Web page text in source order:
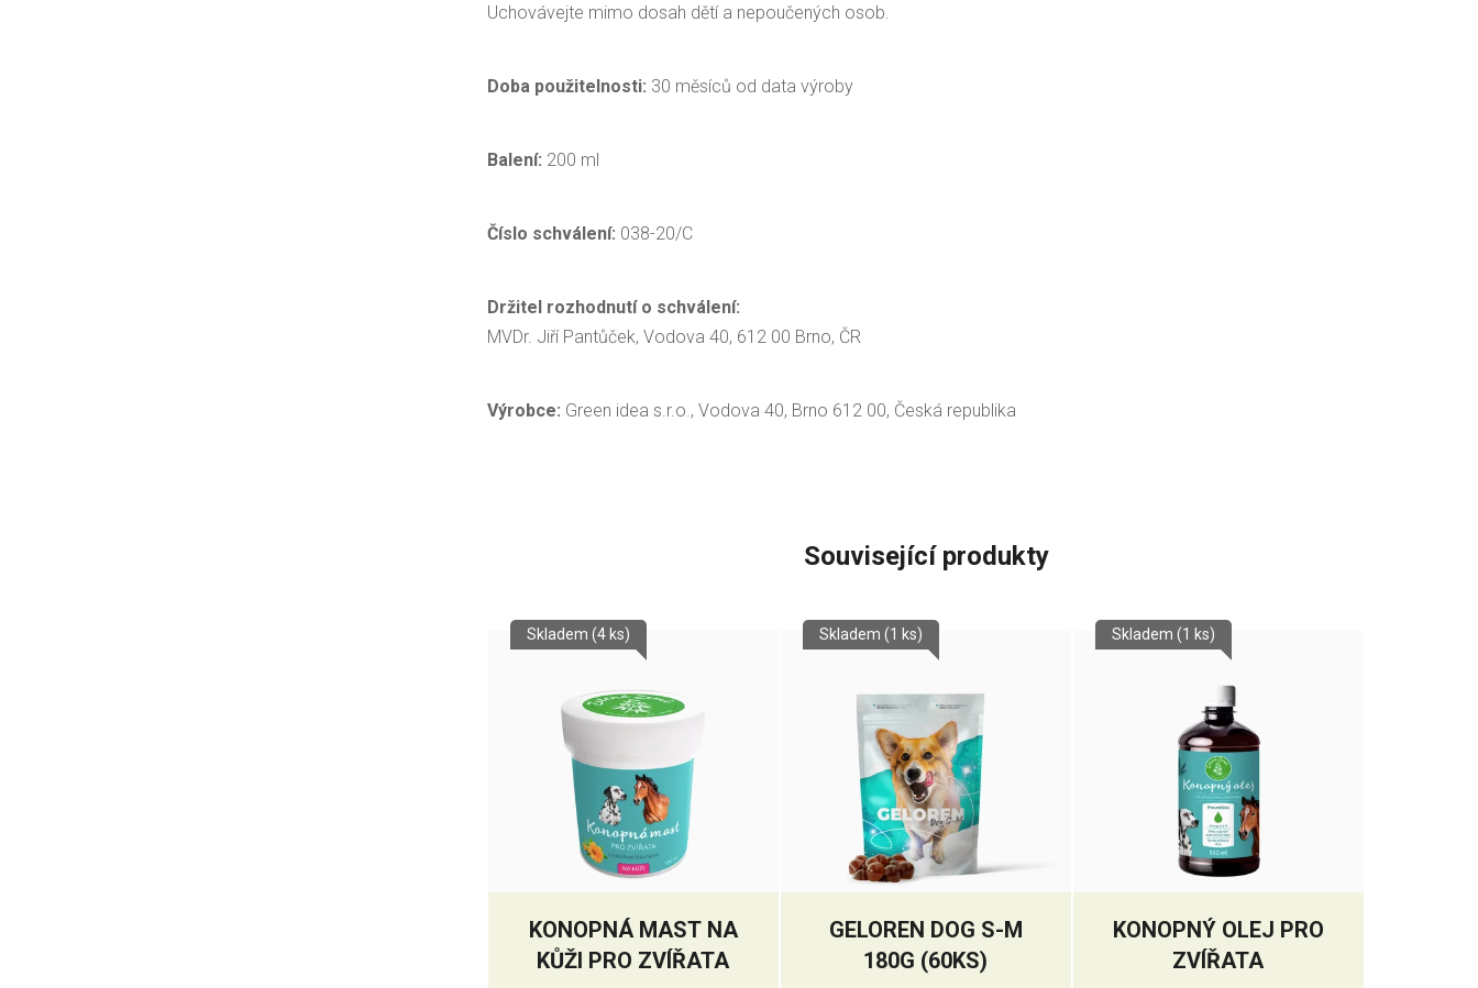
Uchovávejte mimo dosah dětí a nepoučených osob.
Doba použitelnosti: 30 měsíců od data výroby
Balení: 200 ml
Číslo schválení: 038-20/C
Držitel rozhodnutí o schválení:
MVDr. Jiří Pantůček, Vodova 40, 612 00 Brno, ČR
Výrobce: Green idea s.r.o., Vodova 40, Brno 612 00, Česká republika
Související produkty
KONOPNÁ MAST NA
KŮŽI PRO ZVÍŘATA
Skladem (4 ks)
GELOREN DOG S-M
180G (60KS)
Skladem (1 ks)
KONOPNÝ OLEJ PRO
ZVÍŘATA
Skladem (1 ks)